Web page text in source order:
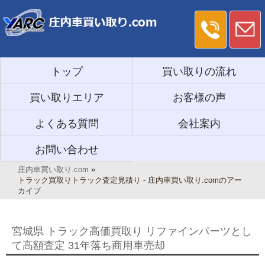
トップ 買い取りの流れ
買い取りエリア お客様の声
よくある質問 会社案内
お問い合わせ
庄内車買い取り.com »
トラック買取りトラック査定見積り - 庄内車買い取り.comのアー
カイブ
宮城県 トラック高価買取り リファインパーツとし
て高額査定 31年落ち商用車売却